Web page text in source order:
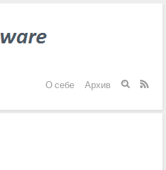
О себе Архив  